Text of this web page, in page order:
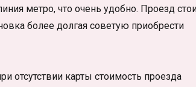
метро, что очень удобно. Проезд
более долгая советую приобрести
отсутствии карты стоимость проезда